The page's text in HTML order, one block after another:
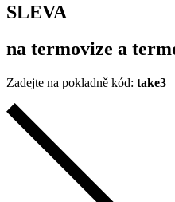
SLEVA
na termovize a
Zadejte na pokladně kód: take3